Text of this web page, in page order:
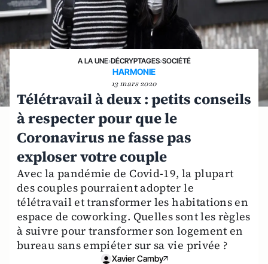
A LA UNE›DÉCRYPTAGES›SOCIÉTÉ
HARMONIE
13 mars 2020
Télétravail à deux : petits conseils
à respecter pour que le
Coronavirus ne fasse pas
exploser votre couple
Avec la pandémie de Covid-19, la plupart
des couples pourraient adopter le
télétravail et transformer les habitations en
espace de coworking. Quelles sont les règles
à suivre pour transformer son logement en
bureau sans empiéter sur sa vie privée ?
Xavier Camby